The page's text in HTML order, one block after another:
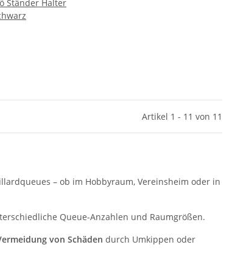
Ständer Halter
Artikel 1 - 11 von 11
– ob im Hobbyraum, Vereinsheim oder in
Queue-Anzahlen und Raumgrößen.
von Schäden durch Umkippen oder